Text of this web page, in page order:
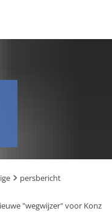
persbericht
"wegwijzer" voor Konz